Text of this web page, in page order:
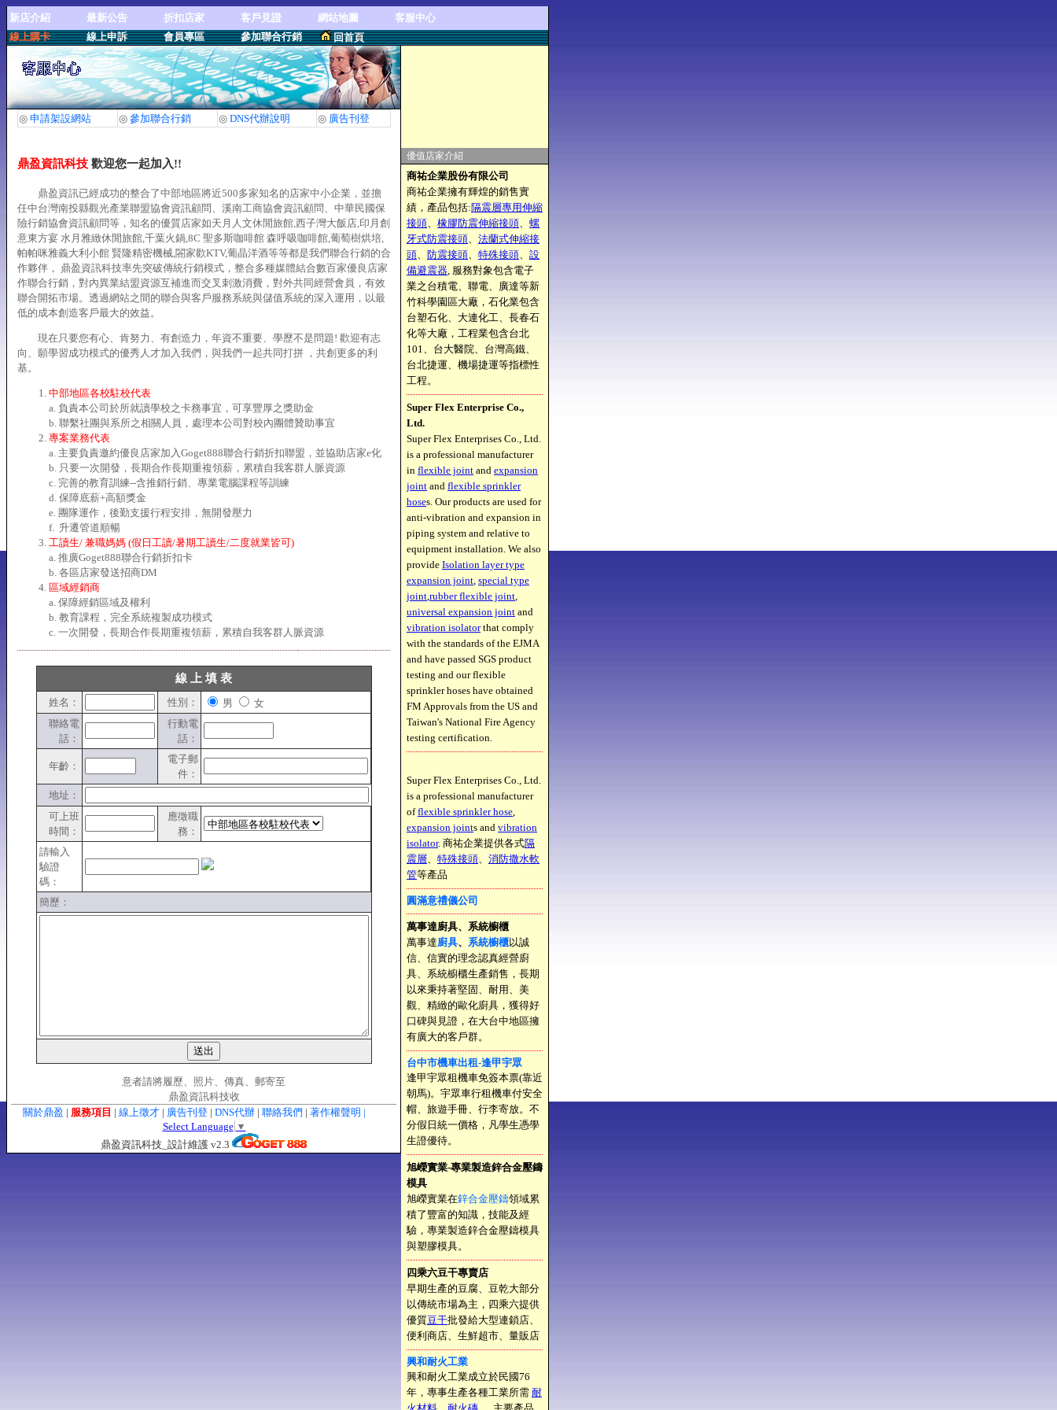
新店介紹 最新公告 折扣店家 客戶見證 網站地圖
客服中心
線上購卡
線上申訴 會員專區 參加聯合行銷 回首頁
◎ 申請架設網站 ◎ 參加聯合行銷 ◎ DNS代辦說明 ◎ 廣告刊登
鼎盈資訊科技歡迎您一起加入!!
鼎盈資訊已經成功的整合了中部地區將近500多家知名的店家中小企業，並擔
任中台灣南投縣觀光產業聯盟協會資訊顧問、溪南工商協會資訊顧問、中華民國保
險行銷協會資訊顧問等，知名的優質店家如天月人文休閒旅館,西子灣大飯店,印月創
意東方宴 水月雅緻休閒旅館,千葉火鍋,8C 聖多斯咖啡館 森呼吸咖啡館,葡萄樹烘培,
帕帕咪雅義大利小館 賢隆精密機械,閤家歡KTV,葡晶洋酒等等都是我們聯合行銷的合
作夥伴， 鼎盈資訊科技率先突破傳統行銷模式，整合多種媒體結合數百家優良店家
作聯合行銷，對內異業結盟資源互補進而交叉刺激消費，對外共同經營會員，有效
聯合開拓市場。透過網站之間的聯合與客戶服務系統與儲值系統的深入運用，以最
低的成本創造客戶最大的效益。
現在只要您有心、肯努力、有創造力，年資不重要、學歷不是問題! 歡迎有志
向、願學習成功模式的優秀人才加入我們，與我們一起共同打拼 ，共創更多的利
基。
中部地區各校駐校代表
a. 負責本公司於所就讀學校之卡務事宜，可享豐厚之獎助金
b. 聯繫社團與系所之相關人員，處理本公司對校內團體贊助事宜
專案業務代表
a. 主要負責邀約優良店家加入Goget888聯合行銷折扣聯盟，並協助店家e化
b. 只要一次開發，長期合作長期重複領薪，累積自我客群人脈資源
c. 完善的教育訓練--含推銷行銷、專業電腦課程等訓練
d. 保障底薪+高額獎金
e. 團隊運作，後勤支援行程安排，無開發壓力
f. 升遷管道順暢
工讀生/ 兼職媽媽 (假日工讀/暑期工讀生/二度就業皆可)
a. 推廣Goget888聯合行銷折扣卡
b. 各區店家發送招商DM
區域經銷商
a. 保障經銷區域及權利
b. 教育課程，完全系統複製成功模式
c. 一次開發，長期合作長期重複領薪，累積自我客群人脈資源
線 上 填 表
姓名： 性別： 男
女
聯絡電
話：
行動電
話：
年齡：
電子郵
件：
地址：
可上班
時間：
應徵職
務：
請輸入
驗證
碼：
簡歷：
意者請將履歷、照片、傳真、郵寄至
鼎盈資訊科技收
關於鼎盈 | 服務項目 | 線上徵才 | 廣告刊登 | DNS代辦 | 聯絡我們 | 著作權聲明 |
Select Language ▼
鼎盈資訊科技_設計維護 v2.3
優值店家介紹
商祐企業股份有限公司
商祐企業擁有輝煌的銷售實
績，產品包括:隔震層專用伸縮
接頭、 橡膠防震伸縮接頭、 螺
牙式防震接頭、 法蘭式伸縮接
頭、 防震接頭、 特殊接頭、 設
備避震器, 服務對象包含電子
業之台積電、聯電、廣達等新
竹科學園區大廠，石化業包含
台塑石化、大連化工、長春石
化等大廠，工程業包含台北
101、台大醫院、台灣高鐵、
台北捷運、機場捷運等指標性
工程。
Super Flex Enterprise Co.,
Ltd.
Super Flex Enterprises Co., Ltd.
is a professional manufacturer
in flexible joint and expansion
joint and flexible sprinkler
hoses. Our products are used for
anti-vibration and expansion in
piping system and relative to
equipment installation. We also
provide Isolation layer type
expansion joint, special type
joint,rubber flexible joint,
universal expansion joint and
vibration isolatorthat comply
with the standards of the EJMA
and have passed SGS product
testing and our flexible
sprinkler hoses have obtained
FM Approvals from the US and
Taiwan's National Fire Agency
testing certification.
Super Flex Enterprises Co., Ltd.
is a professional manufacturer
offlexible sprinkler hose,
expansion joints and vibration
isolator. 商祐企業提供各式隔
震層、 特殊接頭、 消防撒水軟
管等產品
圓滿意禮儀公司
萬事達廚具、系統櫥櫃
萬事達廚具、 系統櫥櫃以誠
信、信實的理念認真經營廚
具、系統櫥櫃生產銷售，長期
以來秉持著堅固、耐用、美
觀、精緻的歐化廚具，獲得好
口碑與見證，在大台中地區擁
有廣大的客戶群。
台中市機車出租-逢甲宇眾
逢甲宇眾租機車免簽本票(靠近
朝馬)。宇眾車行租機車付安全
帽、旅遊手冊、行李寄放。不
分假日統一價格，凡學生憑學
生證優待。
旭嶸實業-專業製造鋅合金壓鑄
模具
旭嶸實業在鋅合金壓鑄領域累
積了豐富的知識，技能及經
驗，專業製造鋅合金壓鑄模具
與塑膠模具。
四乘六豆干專賣店
早期生產的豆腐、豆乾大部分
以傳統市場為主，四乘六提供
優質豆干批發給大型連鎖店、
便利商店、生鮮超市、量販店
興和耐火工業
興和耐火工業成立於民國76
年，專事生產各種工業所需 耐